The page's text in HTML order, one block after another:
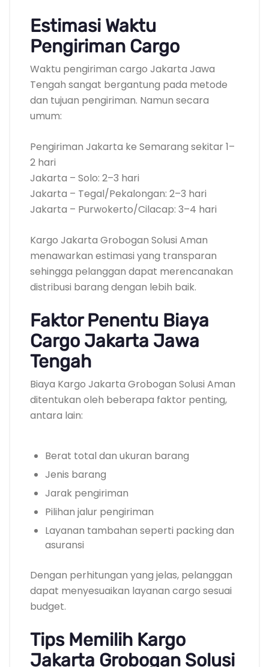
Estimasi Waktu
Pengiriman Cargo
Waktu pengiriman cargo Jakarta Jawa
Tengah sangat bergantung pada metode
dan tujuan pengiriman. Namun secara
umum:
Pengiriman Jakarta ke Semarang sekitar 1–
2 hari
Jakarta – Solo: 2–3 hari
Jakarta – Tegal/Pekalongan: 2–3 hari
Jakarta – Purwokerto/Cilacap: 3–4 hari
Kargo Jakarta Grobogan Solusi Aman
menawarkan estimasi yang transparan
sehingga pelanggan dapat merencanakan
distribusi barang dengan lebih baik.
Faktor Penentu Biaya
Cargo Jakarta Jawa
Tengah
Biaya Kargo Jakarta Grobogan Solusi Aman
ditentukan oleh beberapa faktor penting,
antara lain:
Berat total dan ukuran barang
Jenis barang
Jarak pengiriman
Pilihan jalur pengiriman
Layanan tambahan seperti packing dan
asuransi
Dengan perhitungan yang jelas, pelanggan
dapat menyesuaikan layanan cargo sesuai
budget.
Tips Memilih Kargo
Jakarta Grobogan Solusi